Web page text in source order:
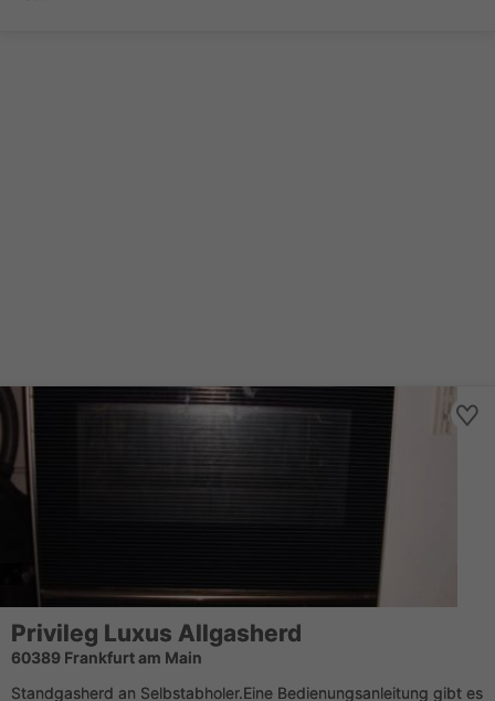
Privileg Luxus Allgasherd
60389 Frankfurt am Main
Standgasherd an Selbstabholer.Eine Bedienungsanleitung gibt es